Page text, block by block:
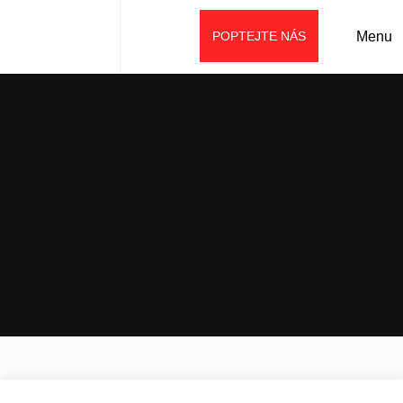
Menu
POPTEJTE NÁS